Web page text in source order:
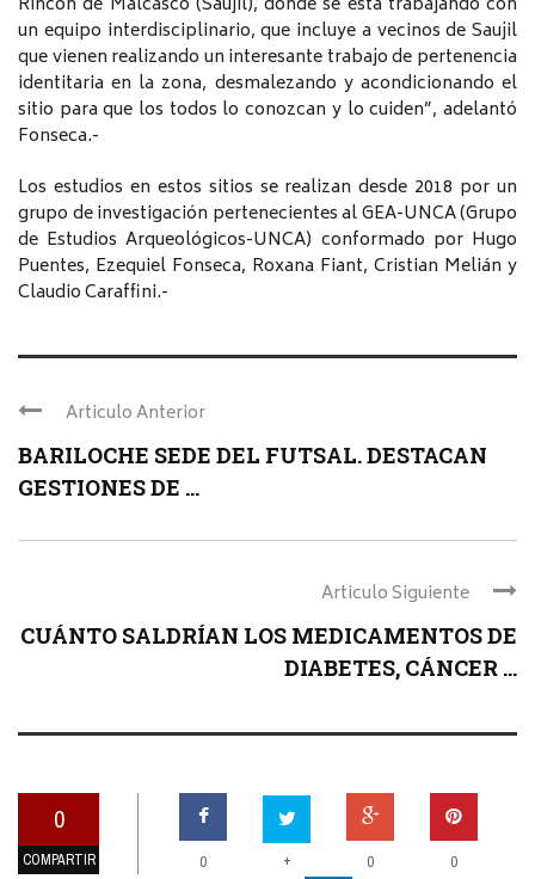
un equipo interdisciplinario, que incluye a vecinos de Saujil
que vienen realizando un interesante trabajo de pertenencia
identitaria en la zona, desmalezando y acondicionando el
sitio para que los todos lo conozcan y lo cuiden”, adelantó
Fonseca.-
Los estudios en estos sitios se realizan desde 2018 por un
grupo de investigación pertenecientes al GEA-UNCA (Grupo
de Estudios Arqueológicos-UNCA) conformado por Hugo
Puentes, Ezequiel Fonseca, Roxana Fiant, Cristian Melián y
Claudio Caraffini.-
Articulo Anterior
BARILOCHE SEDE DEL FUTSAL. DESTACAN
GESTIONES DE ...
Articulo Siguiente
CUÁNTO SALDRÍAN LOS MEDICAMENTOS DE
DIABETES, CÁNCER ...
0
COMPARTIR 0 + 0 0